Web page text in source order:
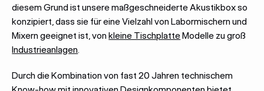
diesem Grund ist unsere maßgeschneiderte Akustikbox so
konzipiert, dass sie für eine Vielzahl von Labormischern und
Mixern geeignet ist, vonkleine TischplatteModelle zu groß
Industrieanlagen.
Durch die Kombination von fast 20 Jahren technischem